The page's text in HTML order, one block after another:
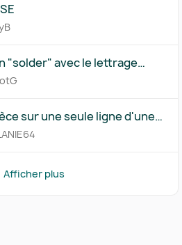
"solder" avec le lettrage
sur une seule ligne d'une
Afficher plus